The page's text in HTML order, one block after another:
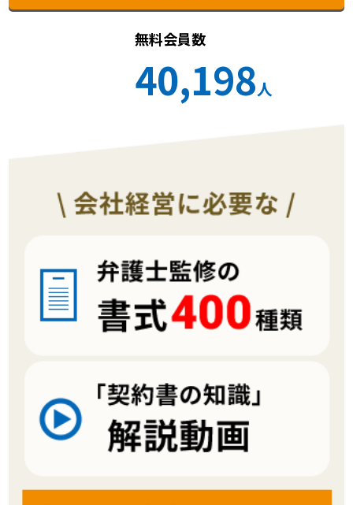
無料会員数
40,198人